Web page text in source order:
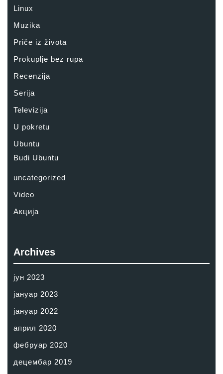
Linux
Muzika
Priče iz života
Prokuplje bez rupa
Recenzija
Serija
Televizija
U pokretu
Ubuntu
Budi Ubuntu
uncategorized
Video
Акција
Archives
јун 2023
јануар 2023
јануар 2022
април 2020
фебруар 2020
децембар 2019